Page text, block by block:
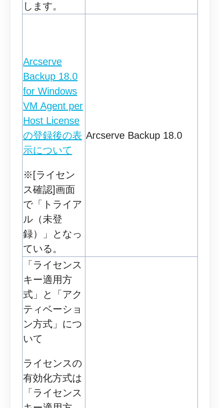
します。
Arcserve
Backup 18.0
for Windows
VM Agent per
Host License
の登録後の表
示について
※[ライセン
ス確認]画面
で「トライア
ル（未登
録）」となっ
ている。
Arcserve Backup 18.0
「ライセンス
キー適用方
式」と「アク
ティベーショ
ン方式」につ
いて
ライセンスの
有効化方式は
「ライセンス